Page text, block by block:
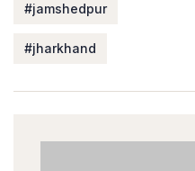
#jamshedpur
#jharkhand